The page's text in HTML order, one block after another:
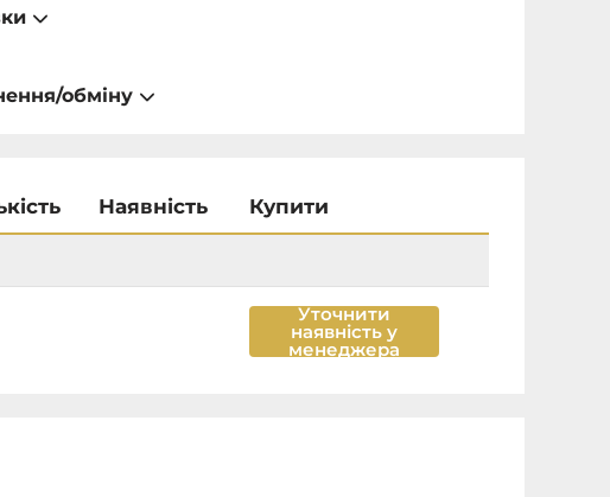
обміну
Наявність Купити
Уточнити
наявність у
менеджера